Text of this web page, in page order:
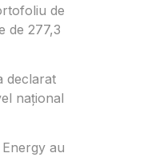
de
de 277,3
declarat
național
au